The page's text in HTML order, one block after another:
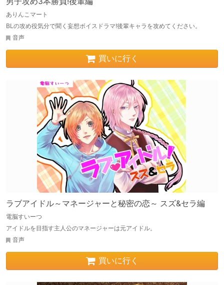
ありんこマート
BLの攻め役気分で聞く妄想ボイスドラマ!後輩キャラを攻めてください。
音声
買いに行く
ラブアイドル～マネージャーと秘密の恋～ スズ&セラ編
電脳すいーつ
アイドルを目指す主人公のマネージャーは元アイドル。
音声
買いに行く